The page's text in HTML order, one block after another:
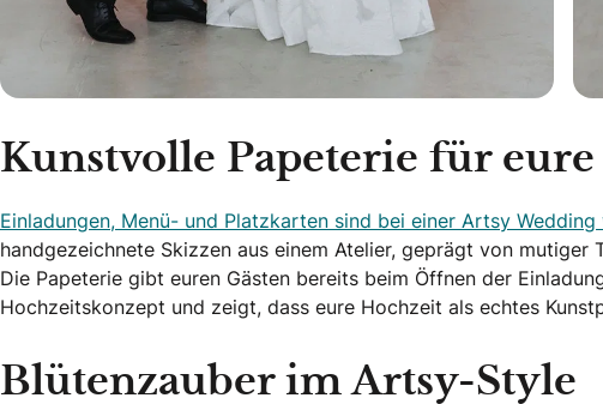
Kunstvolle Papeterie für
Einladungen, Menü- und Platzkarten sind bei einer Artsy
handgezeichnete Skizzen aus einem Atelier, geprägt von
Die Papeterie gibt euren Gästen bereits beim Öffnen der
Hochzeitskonzept und zeigt, dass eure Hochzeit als echtes
Blütenzauber im Artsy-Style